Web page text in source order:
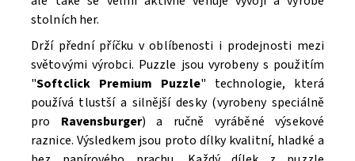
Souhlasím seZpracováním osobních údajů.
stolních her.
Drží přední příčku v oblíbenosti i prodejnosti mezi
světovými výrobci. Puzzle jsou vyrobeny s použitím
"Softclick Premium Puzzle" technologie, která
používá tlustší a silnější desky (vyrobeny speciálně
pro Ravensburger) a ručně vyráběné výsekové
raznice. Výsledkem jsou proto dílky kvalitní, hladké a